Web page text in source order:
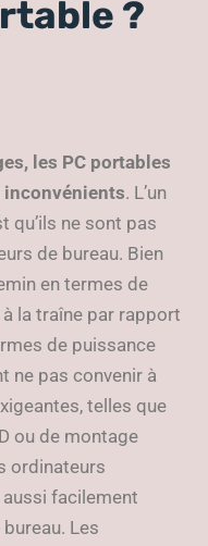
?
les PC portables
inconvénients. L’un
qu’ils ne sont pas
de bureau. Bien
en termes de
la traîne par rapport
de puissance
ne pas convenir à
telles que
ou de montage
ordinateurs
facilement
Les